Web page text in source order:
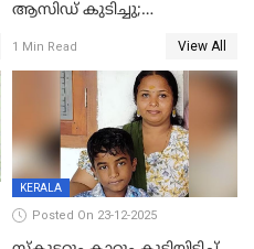
ആസിഡ് കുടിച്ചു;
മരിച്ചു
1 Min Read View All
KERALA
Posted On 23-12-2025